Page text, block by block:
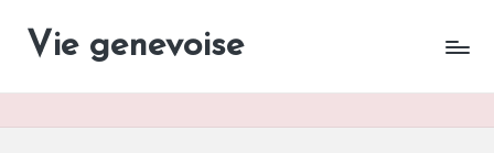
Vie genevoise
Vie